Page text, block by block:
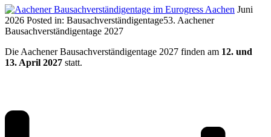
Juni
2026 Posted in: Bausachverständigentage53. Aachener
Bausachverständigentage 2027
Die Aachener Bausachverständigentage 2027 finden am 12. und
13. April 2027 statt.